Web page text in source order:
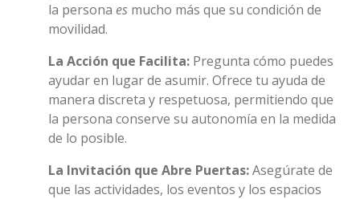
la persona es mucho más que su condición de
movilidad.
La Acción que Facilita: Pregunta cómo puedes
ayudar en lugar de asumir. Ofrece tu ayuda de
manera discreta y respetuosa, permitiendo que
la persona conserve su autonomía en la medida
de lo posible.
La Invitación que Abre Puertas:Asegúrate de
que las actividades, los eventos y los espacios